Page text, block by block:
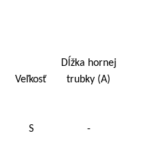
Veľkosť
Dĺžka hornej
trubky (A)
S -